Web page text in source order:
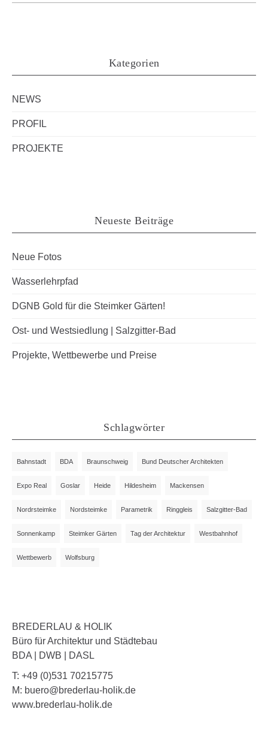
Kategorien
NEWS
PROFIL
PROJEKTE
Neueste Beiträge
Neue Fotos
Wasserlehrpfad
DGNB Gold für die Steimker Gärten!
Ost- und Westsiedlung | Salzgitter-Bad
Projekte, Wettbewerbe und Preise
Schlagwörter
Bahnstadt BDA Braunschweig Bund Deutscher Architekten
Expo Real Goslar Heide Hildesheim Mackensen
Nordrsteimke Nordsteimke Parametrik Ringgleis Salzgitter-Bad
Sonnenkamp Steimker Gärten Tag der Architektur Westbahnhof
Wettbewerb Wolfsburg
BREDERLAU & HOLIK
Büro für Architektur und Städtebau
BDA | DWB | DASL
T: +49 (0)531 70215775
M: buero@brederlau-holik.de
www.brederlau-holik.de